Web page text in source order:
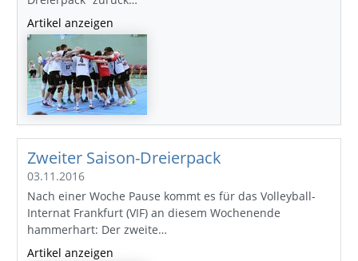
Artikel anzeigen
Zweiter Saison-Dreierpack
03.11.2016
Nach einer Woche Pause kommt es für das Volleyball-
Internat Frankfurt (VIF) an diesem Wochenende
hammerhart: Der zweite…
Artikel anzeigen